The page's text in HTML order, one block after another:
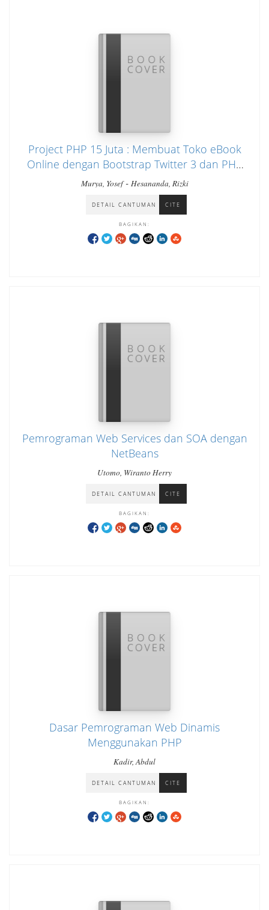
Project PHP 15 Juta : Membuat Toko eBook
Online dengan Bootstrap Twitter 3 dan PHP
MySQL
Murya, Yosef- Hesananda, Rizki
DETAIL CANTUMAN CITE
BAGIKAN:
Pemrograman Web Services dan SOA dengan
NetBeans
Utomo, Wiranto Herry
DETAIL CANTUMAN CITE
BAGIKAN:
Dasar Pemrograman Web Dinamis
Menggunakan PHP
Kadir, Abdul
DETAIL CANTUMAN CITE
BAGIKAN: